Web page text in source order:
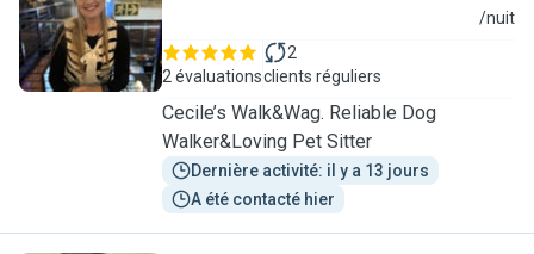
C /nuit
2 évaluations
2
clients réguliers
Cecile’s Walk&Wag. Reliable Dog
Walker&Loving Pet Sitter
Dernière activité: il y a 13 jours
A été contacté hier